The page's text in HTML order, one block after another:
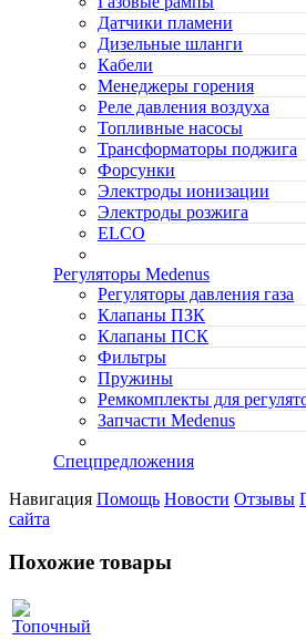
Датчики пламени
Дизельные шланги
Кабели
Менеджеры горения
Реле давления воздуха
Топливные насосы
Трансформаторы поджига
Форсунки
Электроды ионизации
Электроды розжига
ELCO
Регуляторы Medenus
Регуляторы давления газа
Клапаны ПЗК
Клапаны ПСК
Фильтры
Пружины
Ремкомплекты для
Запчасти Medenus
Спецпредложения
Навигация Помощь Новости Отзывы
сайта
Похожие товары